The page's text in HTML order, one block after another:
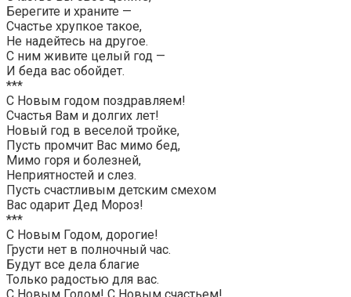
Берегите и храните —
Счастье хрупкое такое,
Не надейтесь на другое.
С ним живите целый год —
И беда вас обойдет.
***
С Новым годом поздравляем!
Счастья Вам и долгих лет!
Новый год в веселой тройке,
Пусть промчит Вас мимо бед,
Мимо горя и болезней,
Неприятностей и слез.
Пусть счастливым детским смехом
Вас одарит Дед Мороз!
***
С Новым Годом, дорогие!
Грусти нет в полночный час.
Будут все дела благие
Только радостью для вас.
С Новым Годом! С Новым счастьем!